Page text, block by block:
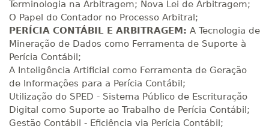
380 H 48dias 150dias
R$ 1.883,61
Matricular
400 H 50 dias dias
Matricular
420 H 53 dias 150dias
R$ 2.082,12
Matricular
Terminologia na Arbitragem; Nova Lei de Arbitragem;
O Papel do Contador no Processo Arbitral;
PERÍCIA CONTÁBIL E ARBITRAGEM: A Tecnologia de
Mineração de Dados como Ferramenta de Suporte à
Perícia Contábil;
A Inteligência Artificial como Ferramenta de Geração
de Informações para a Perícia Contábil;
Utilização do SPED - Sistema Público de Escrituração
Digital como Suporte ao Trabalho de Perícia Contábil;
Gestão Contábil - Eficiência via Perícia Contábil;